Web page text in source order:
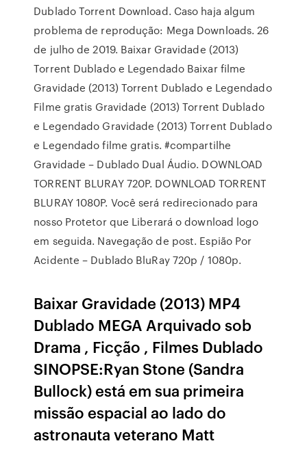
Dublado Torrent Download. Caso haja algum
problema de reprodução: Mega Downloads. 26
de julho de 2019. Baixar Gravidade (2013)
Torrent Dublado e Legendado Baixar filme
Gravidade (2013) Torrent Dublado e Legendado
Filme gratis Gravidade (2013) Torrent Dublado
e Legendado Gravidade (2013) Torrent Dublado
e Legendado filme gratis. #compartilhe
Gravidade – Dublado Dual Áudio. DOWNLOAD
TORRENT BLURAY 720P. DOWNLOAD TORRENT
BLURAY 1080P. Você será redirecionado para
nosso Protetor que Liberará o download logo
em seguida. Navegação de post. Espião Por
Acidente – Dublado BluRay 720p / 1080p.
Baixar Gravidade (2013) MP4
Dublado MEGA Arquivado sob
Drama , Ficção , Filmes Dublado
SINOPSE:Ryan Stone (Sandra
Bullock) está em sua primeira
missão espacial ao lado do
astronauta veterano Matt